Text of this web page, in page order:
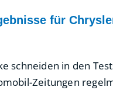
für
schneiden in den
Zeitungen